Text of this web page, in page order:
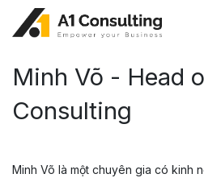
Bỏ qua để đến Nội dung
Minh Võ - Head
Consulting
Minh Võ là một chuyên gia có kinh